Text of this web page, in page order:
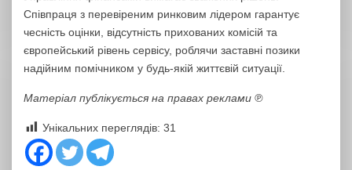
Співпраця з перевіреним ринковим лідером гарантує
чесність оцінки, відсутність прихованих комісій та
європейський рівень сервісу, роблячи заставні позики
надійним помічником у будь-якій життєвій ситуації.
Матеріал публікується на правах реклами ℗
Унікальних переглядів: 31